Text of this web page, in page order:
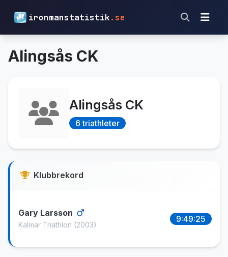
ironmanstatistik.se
Alingsås CK
Alingsås CK
6 triathleter
Klubbrekord
Gary Larsson
Kalmar Triathlon (2003)
9:49:25